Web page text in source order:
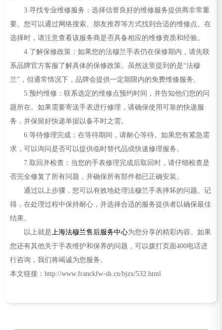
3.寻找专业维修服务：选择信誉良好的维修服务提供商非常重
要。您可以通过网络搜索、朋友推荐等方式找到合适的维修点。在
选择时，请注意查看该服务商是否具备相应的维修资质和经验。
4.了解保修政策：如果您的法穆兰手表仍在保修期内，请先联
系品牌官方客服了解具体的保修政策。虽然这里提到的是“法穆
兰”，但通常情况下，品牌会提供一定期限内的免费维修服务。
5.预约维修：联系选定的维修点预约时间，并告知他们您的问
题所在。如果需要寄送手表进行修理，请确保使用可靠的快递服
务，并保留好快递单据以备不时之需。
6.等待修理完成：在等待期间，请耐心等待。如果您有紧急需
求，可以询问是否可以提供临时替代品或快速修理服务。
7.取回并检查：当您的手表修理完成后取回时，请仔细检查是
否完全修复了所有问题，并确保所有部件都已正确安装。
通过以上步骤，您可以有效地处理法穆兰手表摔坏的问题。记
得，在处理过程中保持耐心，并选择合适的服务提供者以确保最佳
结果。
以上就是上海法穆兰售后服务中心为您分享的精彩内容。如果
您还有其他关于手表维护和保养的问题，可以拨打页面400电话进
行咨询，我们将竭诚为您服务。
本文链接：http://www.franckfw-sh.cn/bjzx/532.html